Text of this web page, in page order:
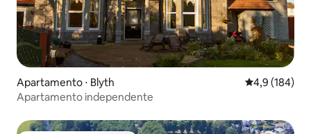
Apartamento ⋅ Blyth 4,9 de uma
4,9 (184)
Apartamento independente